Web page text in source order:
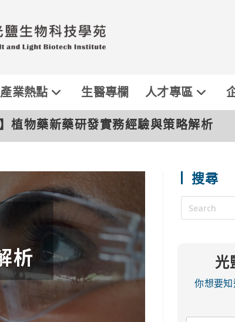
產業熱點 生醫專欄 人才專區
植物藥新藥研發實務經驗與策略解析
搜尋
光
你想要